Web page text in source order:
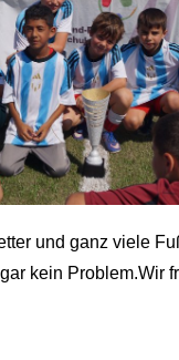
und ganz viele
kein Problem.Wir